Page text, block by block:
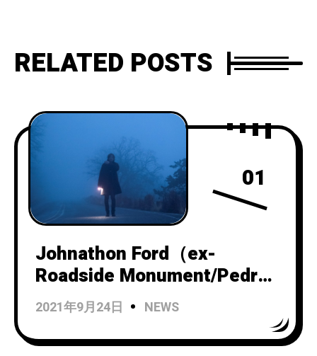
RELATED POSTS
01
Johnathon Ford（ex-
Roadside Monument/Pedro
the Lion）によるインストゥ
ルメンタルバンドUnwed
Sailorがニューアルバム
2021年9月24日 NEWS